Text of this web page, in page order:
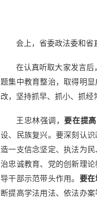
会上，省委政法委和省
在认真听取大家发言
题集中教育整治，取得明
改，坚持抓早、抓小、抓
王忠林强调， 要在提
设、民族复兴。要深刻认
造一支信念坚定、执法为
治忠诚教育、党的创新理
导干部示范带头作用。 要
断提高学法用法、依法办